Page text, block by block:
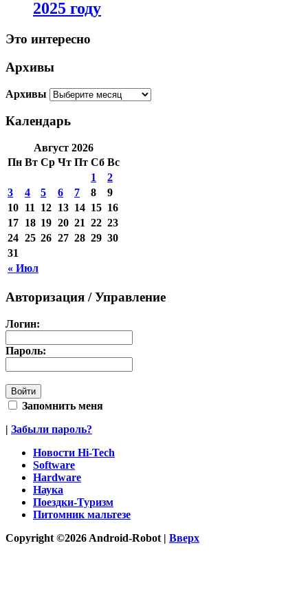
2025 году
Это интересно
Архивы
Архивы
Календарь
Август 2026
Пн Вт Ср Чт Пт Сб Вс
« Июл
1
2
3
4 5 6 7 8
9
10 11 12 13 14 15 16
17 18 19 20 21 22 23
24 25 26 27 28 29 30
31
Авторизация / Управление
Логин:
Пароль:
Запомнить меня
| Забыли пароль?
Новости Hi-Tech
Software
Hardware
Наука
Поездки-Туризм
Питомник мальтезе
Copyright ©2026 Android-Robot | Вверх